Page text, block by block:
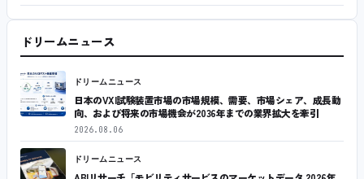
ドリームニュース
ドリームニュース
日本のVXI試験装置市場の市場規模、需要、市場シェア、成長動
向、および将来の市場機会が2036年までの業界拡大を牽引
2026.08.06
ドリームニュース